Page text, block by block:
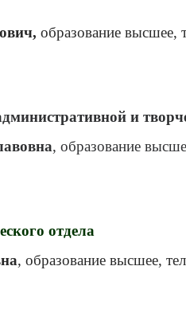
образование высшее,
и
, образование
отдела
, образование высшее,